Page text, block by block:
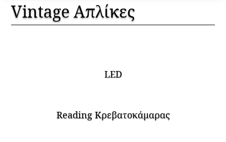
Vintage Απλίκες
LED
Reading Κρεβατοκάμαρας